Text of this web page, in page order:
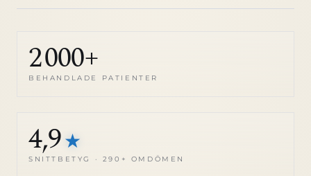
2 000+
BEHANDLADE PATIENTER
4,9★
SNITTBETYG · 290+ OMDÖMEN